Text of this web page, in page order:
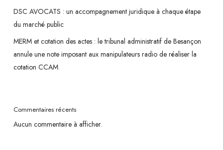
DSC AVOCATS : un accompagnement juridique à chaque étape
du marché public
MERM et cotation des actes : le tribunal administratif de Besançon
annule une note imposant aux manipulateurs radio de réaliser la
cotation CCAM
Commentaires récents
Aucun commentaire à afficher.